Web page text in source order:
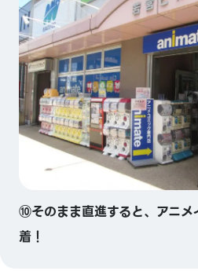
⑩そのまま直進すると、アニメ
着！